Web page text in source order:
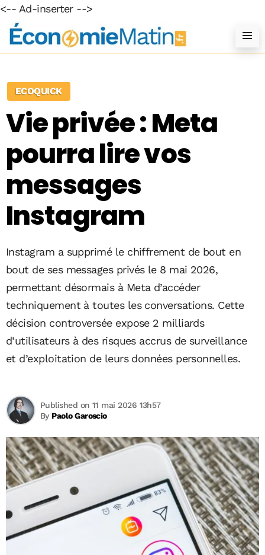
<-- Ad-inserter -->
ECOQUICK
Vie privée : Meta
pourra lire vos
messages
Instagram
Instagram a supprimé le chiffrement de bout en
bout de ses messages privés le 8 mai 2026,
permettant désormais à Meta d’accéder
techniquement à toutes les conversations. Cette
décision controversée expose 2 milliards
d’utilisateurs à des risques accrus de surveillance
et d’exploitation de leurs données personnelles.
By Paolo Garoscio
Published on 11 mai 2026 13h57